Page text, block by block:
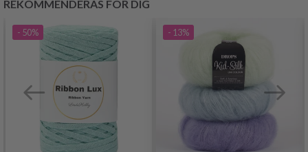
REKOMMENDERAS FÖR DIG
- 50% - 13%